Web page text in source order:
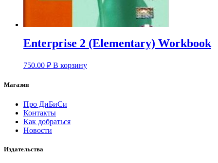
Enterprise 2 (Elementary) Workbook
750.00 ₽ В корзину
Магазин
Про ДиБиСи
Контакты
Как добраться
Новости
Издательства